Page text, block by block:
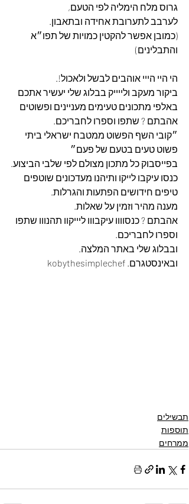
גרוס מלח הימליה לפי הטעם,
לערבב לתערובת אחידה ובתאבון.
(כמובן אפשר להקטין כמויות של תפו״א
והתבלינים)
הי היי הייי אוהבים לבשל ולאכול!.
ביקור מעקב ולייייק בבלוג שלי יעשיר אתכם
באלפי מתכונים טעימים מעניינים ופשוטים
אהבתם ? שתפו וספרו לחבריכם.
״קובי השף הפשוט ממטבח ישראלי ביתי
פשוט טעים בטעם של פעם״
בפייסבוק כל מתכון מצולם לפי שלבי הביצוע.
כנסו עיקבו לייקו ותיהנו מעדכונים שוטפים
טיפים חידושים הפתעות והגרלות.
מענה מהיר וזמין על שאלות.
אהבתם ? כנסוווו עיקבווו ליייקוו תהנווו שתפו
וספרו לחבריכם.
ובבלוג שלי באתר המלצה.
ובאינסטגרם. kobythesimplechef
תבשילים
תוספות
ממרחים